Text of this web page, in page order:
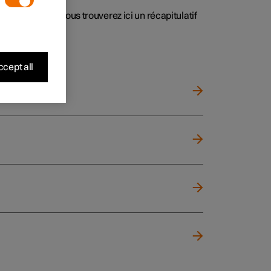
la situation. Vous trouverez ici un récapitulatif
all